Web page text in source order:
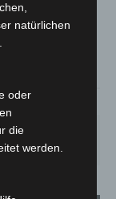
25.2°
85%
° 35
natürlichen
oder
die
werden.